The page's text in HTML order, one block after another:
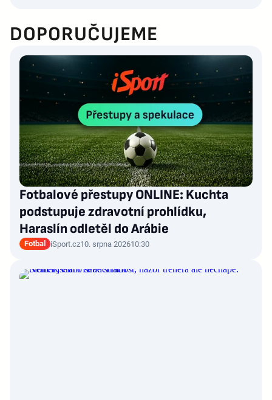
DOPORUČUJEME
Fotbalové přestupy ONLINE: Kuchta
podstupuje zdravotní prohlídku,
Haraslín odletěl do Arábie
Fotbal iSport.cz10. srpna 202610:30